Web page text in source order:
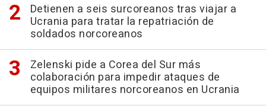
Detienen a seis surcoreanos tras viajar a
Ucrania para tratar la repatriación de
soldados norcoreanos
Zelenski pide a Corea del Sur más
colaboración para impedir ataques de
equipos militares norcoreanos en Ucrania